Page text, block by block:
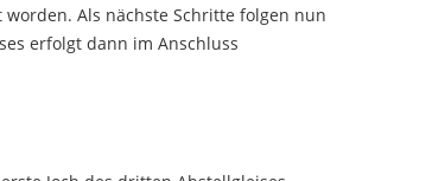
Als nächste Schritte folgen nun
erfolgt dann im Anschluss